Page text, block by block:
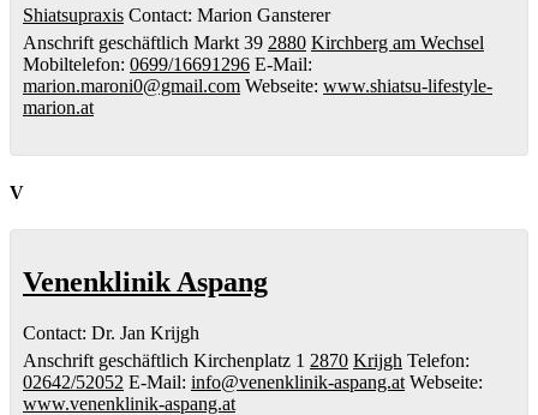
Shiatsupraxis Contact: Marion Gansterer
Anschrift geschäftlich Markt 39 2880 Kirchberg am Wechsel
Mobiltelefon: 0699/16691296 E-Mail:
marion.maroni0@gmail.com Webseite: www.shiatsu-lifestyle-
marion.at
V
Venenklinik Aspang
Contact: Dr. Jan Krijgh
Anschrift geschäftlich Kirchenplatz 1 2870 Krijgh Telefon:
02642/52052 E-Mail: info@venenklinik-aspang.at Webseite:
www.venenklinik-aspang.at